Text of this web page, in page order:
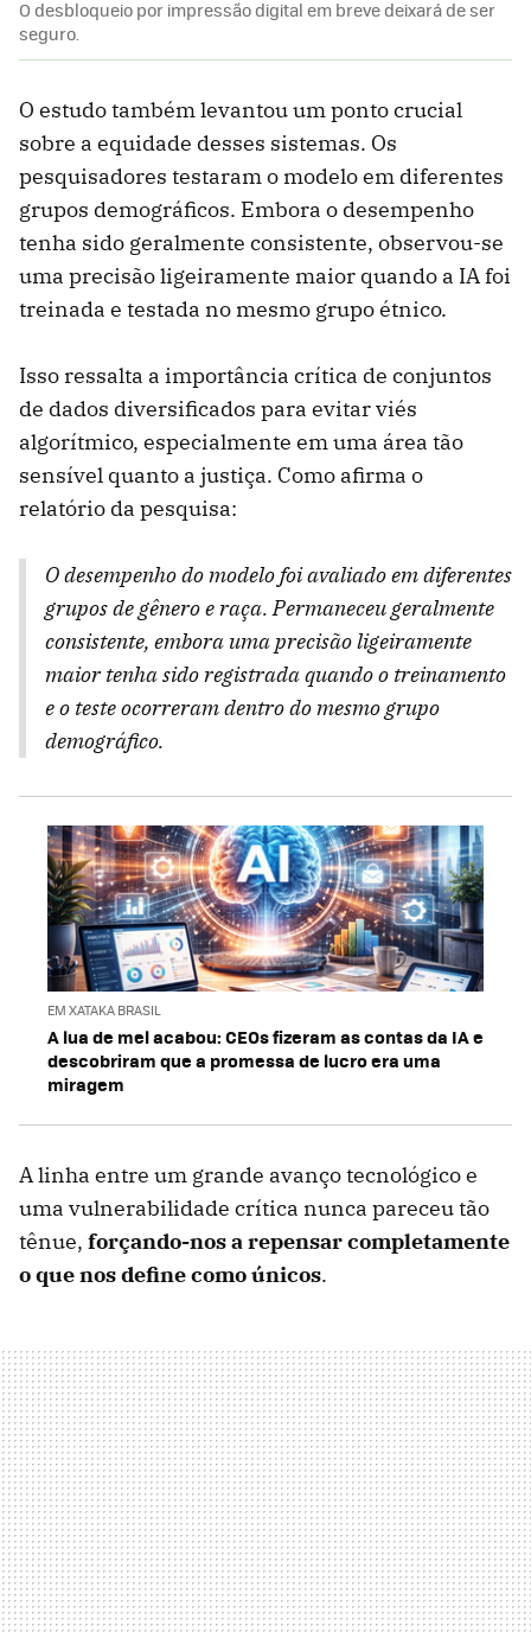
O desbloqueio por impressão digital em breve deixará de ser
seguro.
O estudo também levantou um ponto crucial
sobre a equidade desses sistemas. Os
pesquisadores testaram o modelo em diferentes
grupos demográficos. Embora o desempenho
tenha sido geralmente consistente, observou-se
uma precisão ligeiramente maior quando a IA foi
treinada e testada no mesmo grupo étnico.
Isso ressalta a importância crítica de conjuntos
de dados diversificados para evitar viés
algorítmico, especialmente em uma área tão
sensível quanto a justiça. Como afirma o
relatório da pesquisa:
O desempenho do modelo foi avaliado em diferentes
grupos de gênero e raça. Permaneceu geralmente
consistente, embora uma precisão ligeiramente
maior tenha sido registrada quando o treinamento
e o teste ocorreram dentro do mesmo grupo
demográfico.
EM XATAKA BRASIL
A lua de mel acabou: CEOs fizeram as contas da IA e
descobriram que a promessa de lucro era uma
miragem
A linha entre um grande avanço tecnológico e
uma vulnerabilidade crítica nunca pareceu tão
tênue, forçando-nos a repensar completamente
o que nos define como únicos.